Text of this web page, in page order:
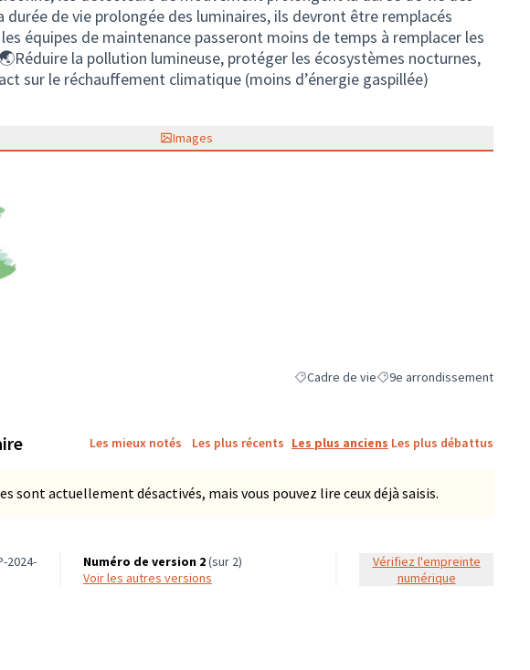
durée de vie prolongée des luminaires, ils devront être remplacés
équipes de maintenance passeront moins de temps à remplacer les
la pollution lumineuse, protéger les écosystèmes nocturnes,
sur le réchauffement climatique (moins d’énergie gaspillée)
Images
Filtrer les résultats de la catégorie : Cadre
Cadre de vieFiltrer les résultats pour la
9e arrondissement
Les mieux notés Les plus récents Les plus anciens Les plus débattus
sont actuellement désactivés, mais vous pouvez lire ceux déjà saisis.
2024-
Numéro de version 2(sur 2)
voir les autres versions
Vérifiez l'empreinte
numérique